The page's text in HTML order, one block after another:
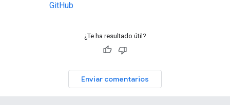
GitHub
¿Te ha resultado útil?
Enviar comentarios